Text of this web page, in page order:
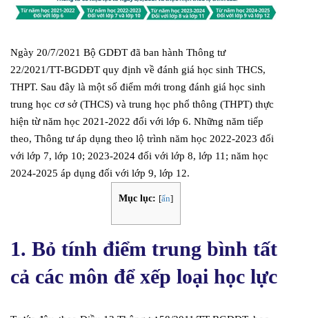
Ngày 20/7/2021 Bộ GDĐT đã ban hành Thông tư
22/2021/TT-BGDĐT quy định về đánh giá học sinh THCS,
THPT. Sau đây là một số điểm mới trong đánh giá học sinh
trung học cơ sở (THCS) và trung học phổ thông (THPT) thực
hiện từ năm học 2021-2022 đối với lớp 6. Những năm tiếp
theo, Thông tư áp dụng theo lộ trình năm học 2022-2023 đối
với lớp 7, lớp 10; 2023-2024 đối với lớp 8, lớp 11; năm học
2024-2025 áp dụng đối với lớp 9, lớp 12.
Mục lục: [ẩn]
1. Bỏ tính điểm trung bình tất
cả các môn để xếp loại học lực